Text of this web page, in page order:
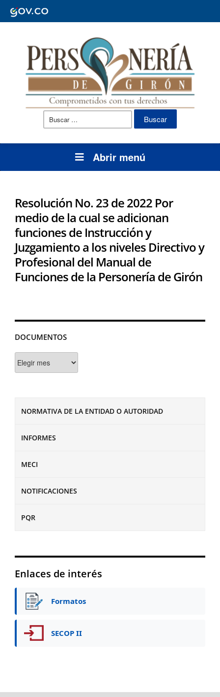
Buscar:
Abrir menú
DOCUMENTOS
NORMATIVA DE LA ENTIDAD O AUTORIDAD
INFORMES
MECI
NOTIFICACIONES
PQR
Enlaces de interés
Formatos
SECOP II
Resolución No. 23 de 2022 Por
medio de la cual se adicionan
funciones de Instrucción y
Juzgamiento a los niveles Directivo y
Profesional del Manual de
Funciones de la Personería de Girón